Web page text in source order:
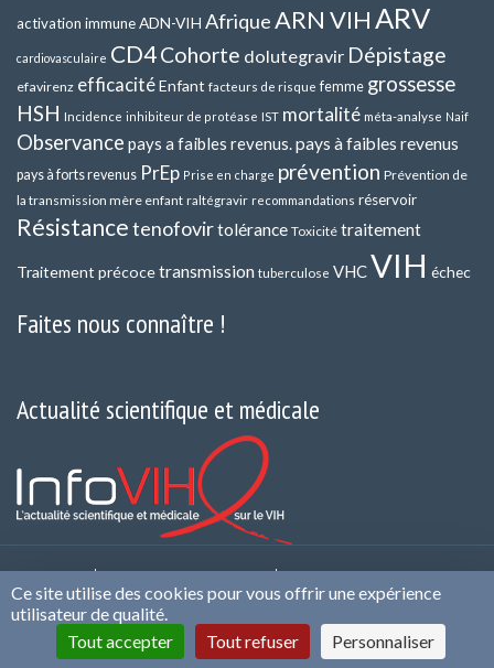
activation immuneADN-VIH AfriqueARN VIHARV
cardiovasculaire CD4Cohorte dolutegravir Dépistage
efavirenz efficacitéEnfant facteurs de risque femme grossesse
HSH Incidence inhibiteur de protéase IST mortalité méta-analyse Naif
Observance pays a faibles revenus.pays à faibles revenus
pays à forts revenus PrEp Prise en charge prévention Prévention de
la transmission mère enfant raltégravir recommandations réservoir
Résistancetenofovirtolérance Toxicité traitement
Traitement précocetransmission tuberculose VHCVIH échec
Faites nous connaître !
Actualité scientifique et médicale
confidentialité et de Protection des Données
Mentions
légales et CGU
Infos cookies
Conflits d’intérêts
Plan du site
Ce site utilise des cookies pour vous offrir une expérience
utilisateur de qualité.
Tout accepter
Tout refuser
Personnaliser